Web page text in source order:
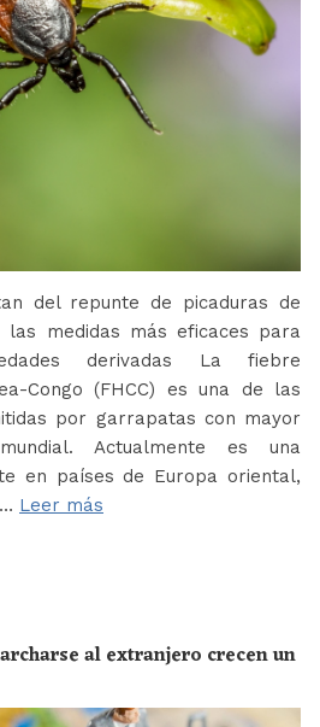
del repunte de picaduras de
medidas más eficaces para
derivadas La fiebre
Congo (FHCC) es una de las
por garrapatas con mayor
Actualmente es una
en países de Europa oriental,
Leer más
al extranjero crecen un